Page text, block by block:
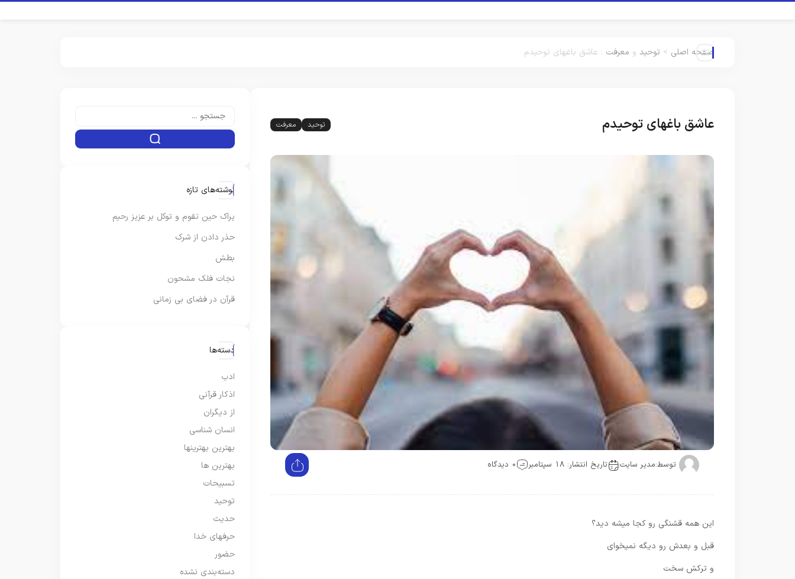
صفحه اصلی > توحید و معرفت : عاشق باغهای توحیدم
عاشق باغهای توحیدم توحید معرفت
توسط:مدیر سایت تاریخ انتشار: 18 سپتامبر 0 دیدگاه
این همه قشنگی رو کجا میشه دید؟
قبل و بعدش رو دیگه نمیخوای
و ترکش سخت
نوشته‌های تازه
یراک حین تقوم و توکل بر عزیز رحیم
حذر دادن از شرک
بطش
نجات فلک مشحون
قرآن در فضای بی زمانی
دسته‌ها
ادب
اذکار قرآنی
از دیگران
انسان شناسی
بهترین بهترینها
بهترین ها
تسبیحات
توحید
حدیث
حرفهای خدا
حضور
دسته‌بندی نشده